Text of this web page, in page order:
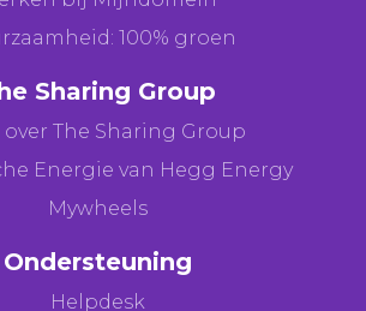
100% groen
Sharing Group
over The Sharing Group
Energie van Hegg Energy
Mywheels
Ondersteuning
Helpdesk